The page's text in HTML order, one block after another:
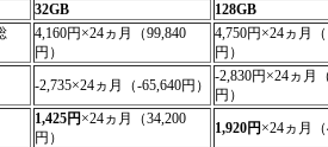
32GB
128GB
4,160円×24ヵ月（99,840
円）
4,750円×24ヵ月
円）
-2,735×24ヵ月（-65,640円）
-2,830円×24ヵ月
円）
1,425円 ×24ヵ月（34,200
円）
1,920円 ×24ヵ月